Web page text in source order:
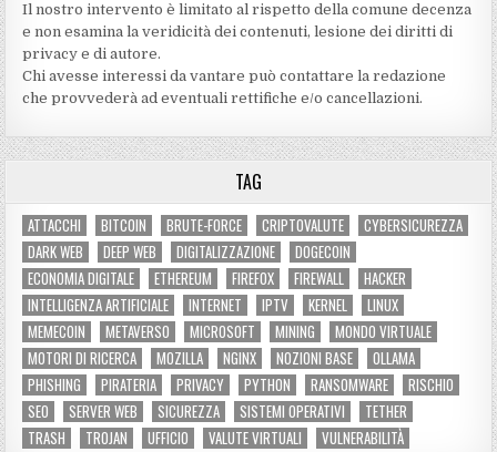
Il nostro intervento è limitato al rispetto della comune decenza
e non esamina la veridicità dei contenuti‚ lesione dei diritti di
privacy e di autore.
Chi avesse interessi da vantare può contattare la redazione
che provvederà ad eventuali rettifiche e/o cancellazioni.
TAG
ATTACCHI BITCOIN BRUTE-FORCE CRIPTOVALUTE
CYBERSICUREZZA
DARK WEB
DEEP WEB DIGITALIZZAZIONE
DOGECOIN
ECONOMIA DIGITALE
ETHEREUM FIREFOX FIREWALL
HACKER
INTELLIGENZA ARTIFICIALE
INTERNET IPTV KERNEL
LINUX
MEMECOIN
METAVERSO MICROSOFT MINING
MONDO VIRTUALE
MOTORI DI RICERCA
MOZILLA NGINX NOZIONI BASE
OLLAMA
PHISHING
PIRATERIA PRIVACY PYTHON RANSOMWARE
RISCHIO
SEO
SERVER WEB SICUREZZA SISTEMI OPERATIVI
TETHER
TRASH
TROJAN UFFICIO VALUTE VIRTUALI VULNERABILITÀ